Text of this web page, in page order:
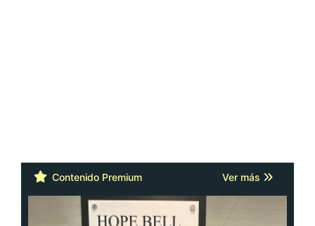
Contenido Premium Ver más